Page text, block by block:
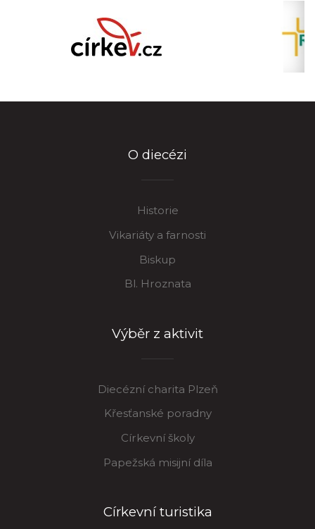
O diecézi
Historie
Vikariáty a farnosti
Biskup
Bl. Hroznata
Výběr z aktivit
Diecézní charita Plzeň
Křesťanské poradny
Církevní školy
Papežská misijní díla
Církevní turistika